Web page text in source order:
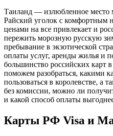
Таиланд — излюбленное место
Райский уголок с комфортным
ценами на все привлекает и
пережить морозную русскую
пребывание в экзотической
оплаты услуг, аренды жилья и
большинство российских карт
поможем разобраться, какими
пользоваться в королевстве, а
без комиссии, можно ли
и какой способ оплаты
Карты РФ Visa и